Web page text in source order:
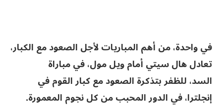
في واحدة، من أهم المباريات لأجل الصعود مع الكبار،
تعادل هال سيتي أمام ويل مول، في مباراة
السد، للظفر بتذكرة الصعود مع كبار القوم في
إنجلترا، في الدور المحبب من كل نجوم المعمورة.